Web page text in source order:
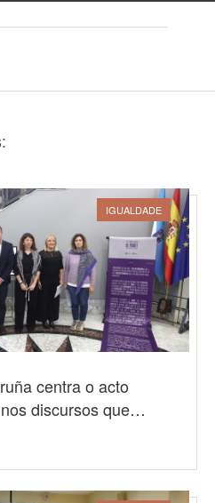
IGUALDADE
centra o acto
discursos que…